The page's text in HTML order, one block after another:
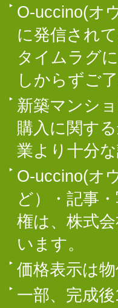
O-uccino(オ
に発信され
タイムラグ
しからずご
新築マンシ
購入に関す
業より十分
O-uccino(オ
ど）・記事
権は、株式
います。
価格表示は
一部、完成